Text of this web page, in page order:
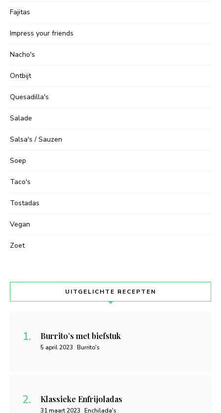
Fajitas
Impress your friends
Nacho's
Ontbijt
Quesadilla's
Salade
Salsa's / Sauzen
Soep
Taco's
Tostadas
Vegan
Zoet
UITGELICHTE RECEPTEN
Burrito’s met biefstuk
5 april 2023 Burrito's
Klassieke Enfrijoladas
31 maart 2023 Enchilada's